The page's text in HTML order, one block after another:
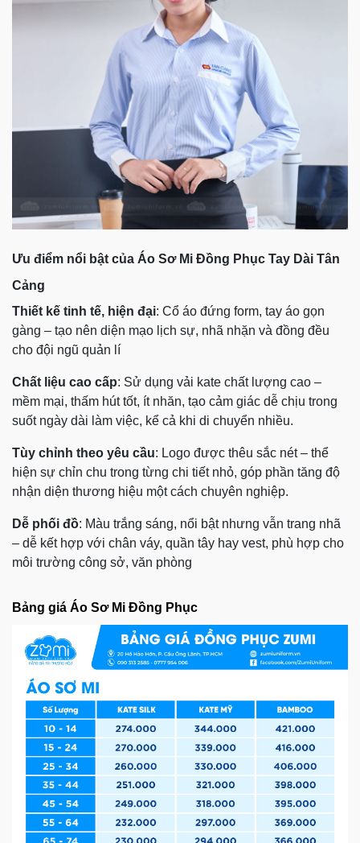
Ưu điểm nổi bật của Áo Sơ Mi Đồng Phục Tay Dài Tân
Cảng
Thiết kế tinh tế, hiện đại: Cổ áo đứng form, tay áo gọn
gàng – tạo nên diện mạo lịch sự, nhã nhặn và đồng đều
cho đội ngũ quản lí
Chất liệu cao cấp: Sử dụng vải kate chất lượng cao –
mềm mại, thấm hút tốt, ít nhăn, tạo cảm giác dễ chịu trong
suốt ngày dài làm việc, kể cả khi di chuyển nhiều.
Tùy chỉnh theo yêu cầu: Logo được thêu sắc nét – thể
hiện sự chỉn chu trong từng chi tiết nhỏ, góp phần tăng độ
nhận diện thương hiệu một cách chuyên nghiệp.
Dễ phối đồ: Màu trắng sáng, nổi bật nhưng vẫn trang nhã
– dễ kết hợp với chân váy, quần tây hay vest, phù hợp cho
môi trường công sở, văn phòng
Bảng giá Áo Sơ Mi Đồng Phục